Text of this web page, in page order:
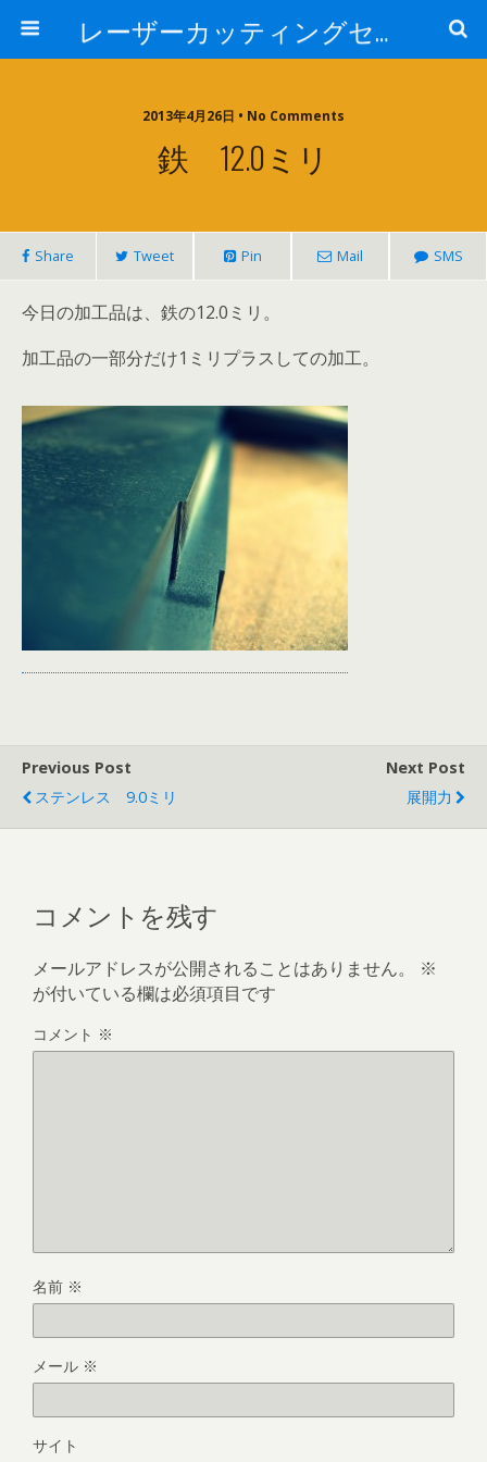
レーザーカッティングセンター 株式会社 中本鉄工所
2013年4月26日 • No Comments
鉄 12.0ミリ
Share Tweet Pin Mail SMS
今日の加工品は、鉄の12.0ミリ。
加工品の一部分だけ1ミリプラスしての加工。
Previous Post
ステンレス 9.0ミリ
Next Post
展開力
コメントを残す
メールアドレスが公開されることはありません。
※
が付いている欄は必須項目です
コメント ※
名前 ※
メール ※
サイト